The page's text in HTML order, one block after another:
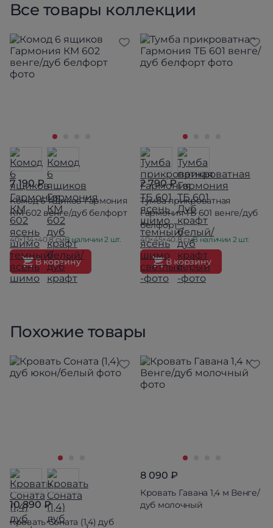
Все товары коллекции
7 190 ₽
Комод 6 ящиков Гармония
КМ 602 венге/дуб белфорт
40×134×40.8 смВ наличии 2 шт.
В корзину
2 790 ₽
Тумба прикроватная
Гармония ТБ 601 венге/дуб
белфорт
40×45×40.8 смВ наличии 2 шт.
В корзину
Похожие товары
10 890 ₽
Кровать Соната (1,4) дуб
8 090 ₽
Кровать Гавана 1,4 м Венге/
дуб молочный